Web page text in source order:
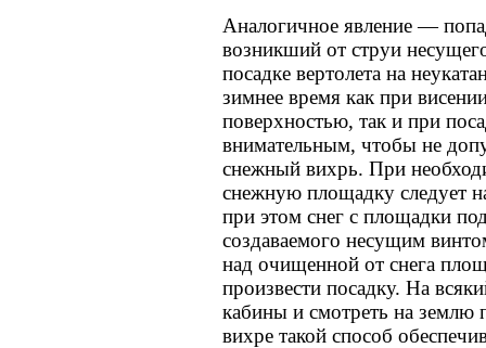
Аналогичное явление —
возникший от струи
посадке вертолета на
зимнее время как при
поверхностью, так и при
внимательным, чтобы не
снежный вихрь. При
снежную площадку следует
при этом снег с площадки
создаваемого несущим
над очищенной от снега
произвести посадку. На
кабины и смотреть на землю
вихре такой способ